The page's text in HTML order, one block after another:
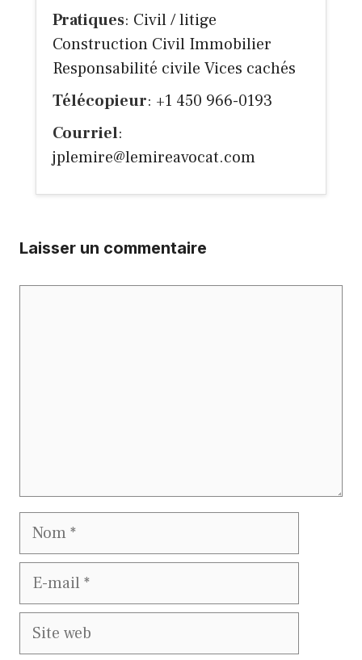
Pratiques: Civil / litige
Construction Civil Immobilier
Responsabilité civile Vices cachés
Télécopieur: +1 450 966-0193
Courriel:
jplemire@lemireavocat.com
Laisser un commentaire
Nom
E-
mail
Site
web